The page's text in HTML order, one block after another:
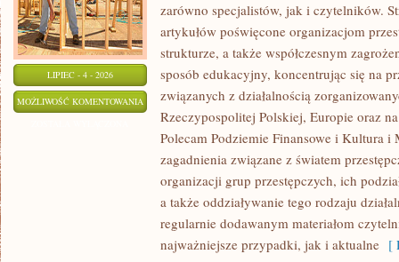
LIPIEC - 4 - 2026
MOŻLIWOŚĆ KOMENTOWANIA PRAWO
KONTRA
MAFIA
zarówno specjalistów, jak i czytelników.
artykułów poświęcone organizacjom
strukturze, a także współczesnym
sposób edukacyjny, koncentrując się na
związanych z działalnością
Rzeczypospolitej Polskiej, Europie oraz
Polecam Podziemie Finansowe i Kultura i
zagadnienia związane z światem
organizacji grup przestępczych, ich
a także oddziaływanie tego rodzaju
regularnie dodawanym materiałom
najważniejsze przypadki, jak i aktualne [